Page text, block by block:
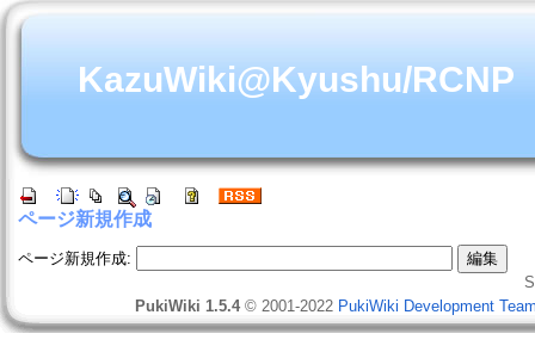
KazuWiki@Kyushu/RCNP
ページ新規作成
ページ新規作成:
PukiWiki 1.5.4© 2001-2022 PukiWiki Development